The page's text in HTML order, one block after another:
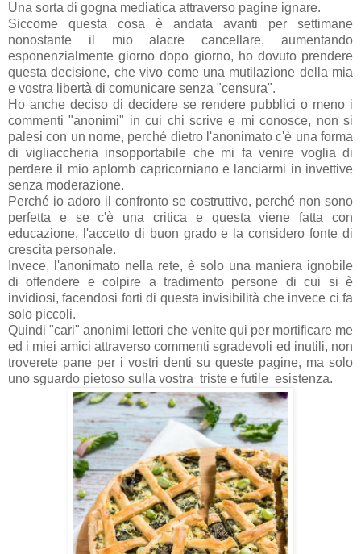
Una sorta di gogna mediatica attraverso pagine ignare.
Siccome questa cosa è andata avanti per settimane
nonostante il mio alacre cancellare, aumentando
esponenzialmente giorno dopo giorno, ho dovuto prendere
questa decisione, che vivo come una mutilazione della mia
e vostra libertà di comunicare senza "censura".
Ho anche deciso di decidere se rendere pubblici o meno i
commenti "anonimi" in cui chi scrive e mi conosce, non si
palesi con un nome, perché dietro l'anonimato c'è una forma
di vigliaccheria insopportabile che mi fa venire voglia di
perdere il mio aplomb capricorniano e lanciarmi in invettive
senza moderazione.
Perché io adoro il confronto se costruttivo, perché non sono
perfetta e se c'è una critica e questa viene fatta con
educazione, l'accetto di buon grado e la considero fonte di
crescita personale.
Invece, l'anonimato nella rete, è solo una maniera ignobile
di offendere e colpire a tradimento persone di cui si è
invidiosi, facendosi forti di questa invisibilità che invece ci fa
solo piccoli.
Quindi "cari" anonimi lettori che venite qui per mortificare me
ed i miei amici attraverso commenti sgradevoli ed inutili, non
troverete pane per i vostri denti su queste pagine, ma solo
uno sguardo pietoso sulla vostra triste e futile esistenza.